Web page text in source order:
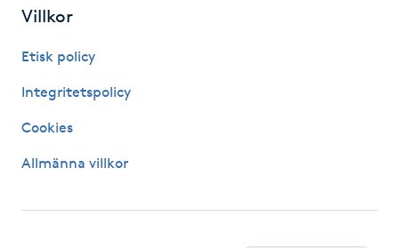
Headspa
Healing
HIFU
Hollywood Peel
Villkor
Etisk policy
Integritetspolicy
Cookies
Allmänna villkor